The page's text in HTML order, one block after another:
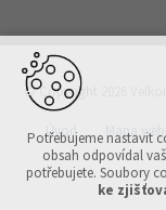
© Copyright 2026
Úvod Mapa webu
Potřebujeme nastavit
obsah odpovídal
potřebujete. Soubory
ke